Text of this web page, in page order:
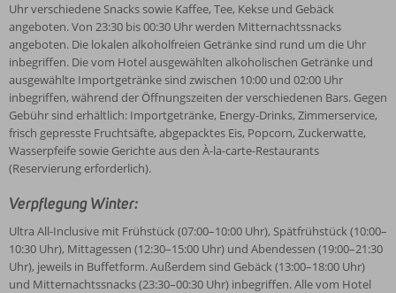
Uhr verschiedene Snacks sowie Kaffee, Tee, Kekse und Gebäck
angeboten. Von 23:30 bis 00:30 Uhr werden Mitternachtssnacks
angeboten. Die lokalen alkoholfreien Getränke sind rund um die Uhr
inbegriffen. Die vom Hotel ausgewählten alkoholischen Getränke und
ausgewählte Importgetränke sind zwischen 10:00 und 02:00 Uhr
inbegriffen, während der Öffnungszeiten der verschiedenen Bars. Gegen
Gebühr sind erhältlich: Importgetränke, Energy-Drinks, Zimmerservice,
frisch gepresste Fruchtsäfte, abgepacktes Eis, Popcorn, Zuckerwatte,
Wasserpfeife sowie Gerichte aus den À-la-carte-Restaurants
(Reservierung erforderlich).
Verpflegung Winter:
Ultra All-Inclusive mit Frühstück (07:00–10:00 Uhr), Spätfrühstück (10:00–
10:30 Uhr), Mittagessen (12:30–15:00 Uhr) und Abendessen (19:00–21:30
Uhr), jeweils in Buffetform. Außerdem sind Gebäck (13:00–18:00 Uhr)
und Mitternachtssnacks (23:30–00:30 Uhr) inbegriffen. Alle vom Hotel